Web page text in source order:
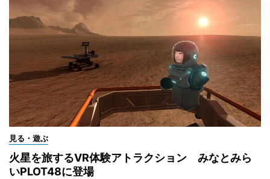
見る・遊ぶ
火星を旅するVR体験アトラクション みなとみら
いPLOT48に登場